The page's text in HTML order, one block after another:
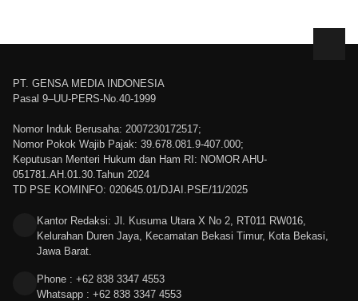
PT. GENSA MEDIA INDONESIA
Pasal 9–UU-PERS-No.40-1999
Nomor Induk Berusaha: 2007230172517;
Nomor Pokok Wajib Pajak: 39.678.081.9-407.000;
Keputusan Menteri Hukum dan Ham RI: NOMOR AHU-
051781.AH.01.30.Tahun 2024
TD PSE KOMINFO: 020645.01/DJAI.PSE/11/2025
Kantor Redaksi: Jl. Kusuma Utara X No 2, RT011 RW016,
Kelurahan Duren Jaya, Kecamatan Bekasi Timur, Kota Bekasi,
Jawa Barat.
Phone : +62 838 3347 4553
Whatsapp : +62 838 3347 4553